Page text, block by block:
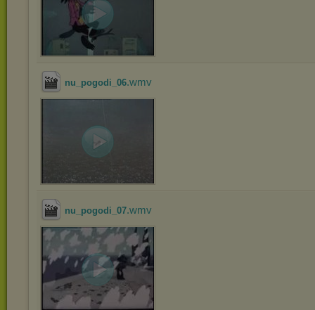
nu_pogodi_06.wmv
nu_pogodi_07.wmv